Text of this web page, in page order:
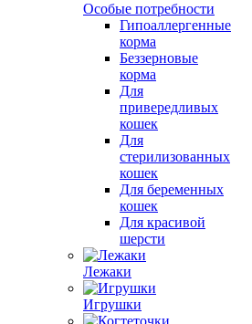
Особые потребности
Гипоаллергенные
корма
Беззерновые
корма
Для
привередливых
кошек
Для
стерилизованных
кошек
Для беременных
кошек
Для красивой
шерсти
Лежаки
Игрушки